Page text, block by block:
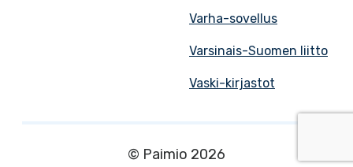
Varha-sovellus
Varsinais-Suomen liitto
Vaski-kirjastot
© Paimio 2026